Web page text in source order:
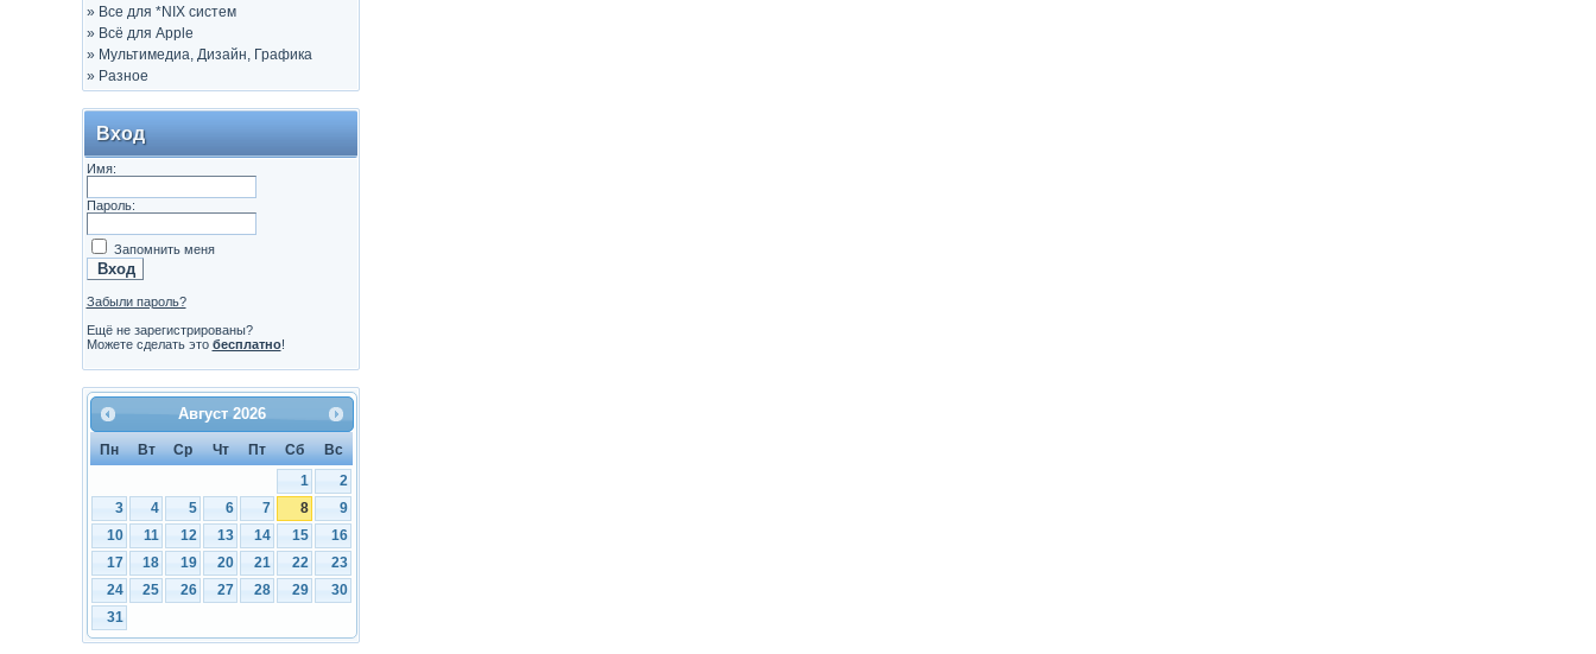
» Все для *NIX систем
» Всё для Apple
» Мультимедиа, Дизайн, Графика
» Разное
Вход
Имя:
Пароль:
Запомнить меня
Забыли пароль?
Ещё не зарегистрированы?
Можете сделать это бесплатно!
Август 2026
Пн Вт Ср Чт Пт Сб
Вс
1
2
3
4 5 6 7 8
9
10
11 12 13 14 15
16
17
18 19 20 21 22
23
24
25 26 27 28 29
30
31